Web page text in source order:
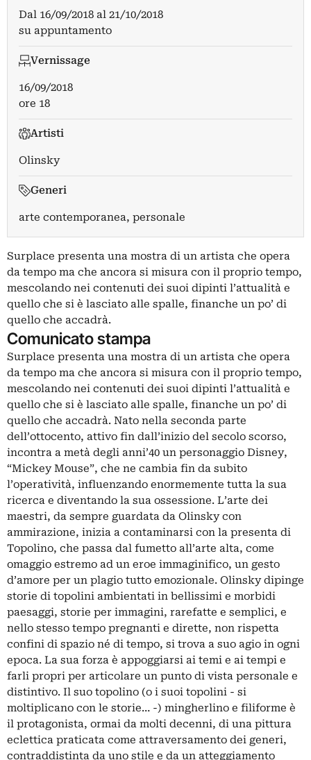
Dal 16/09/2018 al 21/10/2018
su appuntamento
Vernissage
16/09/2018
ore 18
Artisti
Olinsky
Generi
arte contemporanea, personale
Surplace presenta una mostra di un artista che opera
da tempo ma che ancora si misura con il proprio tempo,
mescolando nei contenuti dei suoi dipinti l’attualità e
quello che si è lasciato alle spalle, finanche un po’ di
quello che accadrà.
Comunicato stampa
Surplace presenta una mostra di un artista che opera
da tempo ma che ancora si misura con il proprio tempo,
mescolando nei contenuti dei suoi dipinti l’attualità e
quello che si è lasciato alle spalle, finanche un po’ di
quello che accadrà. Nato nella seconda parte
dell’ottocento, attivo fin dall’inizio del secolo scorso,
incontra a metà degli anni’40 un personaggio Disney,
“Mickey Mouse”, che ne cambia fin da subito
l’operatività, influenzando enormemente tutta la sua
ricerca e diventando la sua ossessione. L’arte dei
maestri, da sempre guardata da Olinsky con
ammirazione, inizia a contaminarsi con la presenta di
Topolino, che passa dal fumetto all’arte alta, come
omaggio estremo ad un eroe immaginifico, un gesto
d’amore per un plagio tutto emozionale. Olinsky dipinge
storie di topolini ambientati in bellissimi e morbidi
paesaggi, storie per immagini, rarefatte e semplici, e
nello stesso tempo pregnanti e dirette, non rispetta
confini di spazio né di tempo, si trova a suo agio in ogni
epoca. La sua forza è appoggiarsi ai temi e ai tempi e
farli propri per articolare un punto di vista personale e
distintivo. Il suo topolino (o i suoi topolini - si
moltiplicano con le storie… -) mingherlino e filiforme è
il protagonista, ormai da molti decenni, di una pittura
eclettica praticata come attraversamento dei generi,
contraddistinta da uno stile e da un atteggiamento